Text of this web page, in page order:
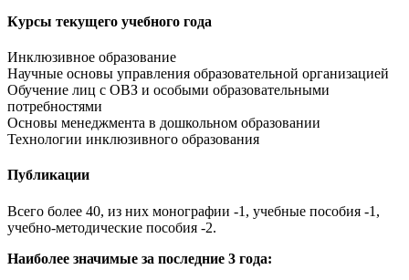
Курсы текущего учебного года
Инклюзивное образование
Научные основы управления образовательной организацией
Обучение лиц с ОВЗ и особыми образовательными
потребностями
Основы менеджмента в дошкольном образовании
Технологии инклюзивного образования
Публикации
Всего более 40, из них монографии -1, учебные пособия -1,
учебно-методические пособия -2.
Наиболее значимые за последние 3 года: